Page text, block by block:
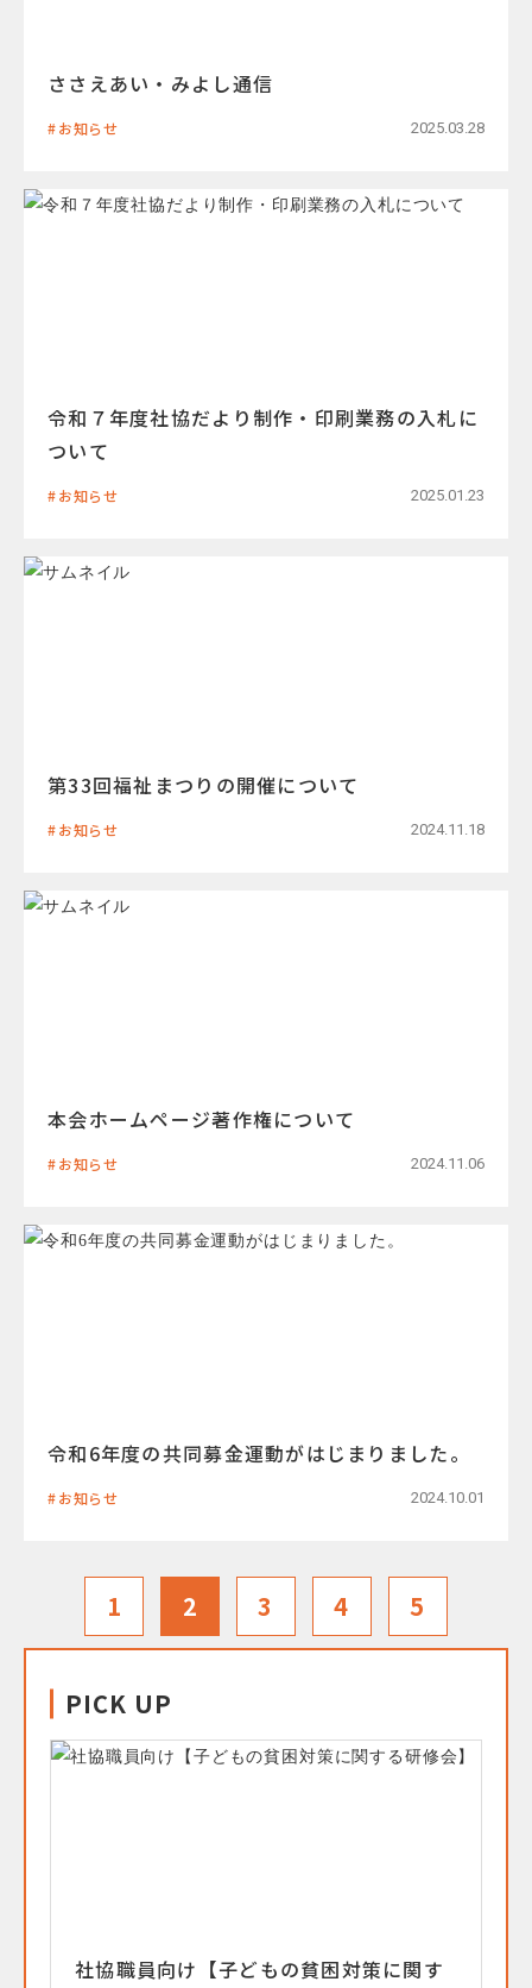
ささえあい・みよし通信
お知らせ 2025.03.28
令和７年度社協だより制作・印刷業務の入札に
ついて
お知らせ 2025.01.23
第33回福祉まつりの開催について
お知らせ 2024.11.18
本会ホームページ著作権について
お知らせ 2024.11.06
令和6年度の共同募金運動がはじまりました。
お知らせ 2024.10.01
1 2 3 4 5
PICK UP
社協職員向け【子どもの貧困対策に関す